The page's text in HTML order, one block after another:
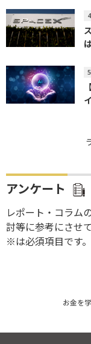
アンケート
レポート・コラム
討等に参考にさせ
※は必須項目です。
お金を